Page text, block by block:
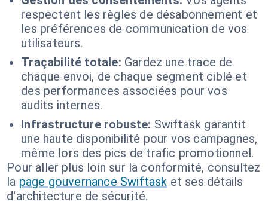
respectent les règles de désabonnement et
les préférences de communication de vos
utilisateurs.
Traçabilité totale: Gardez une trace de
chaque envoi, de chaque segment ciblé et
des performances associées pour vos
audits internes.
Infrastructure robuste: Swiftask garantit
une haute disponibilité pour vos campagnes,
même lors des pics de trafic promotionnel.
Pour aller plus loin sur la conformité, consultez
la page gouvernance Swiftask et ses détails
d'architecture de sécurité.